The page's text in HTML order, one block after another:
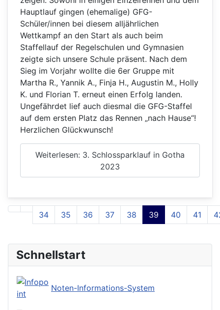
Hauptlauf gingen (ehemalige) GFG-
Schüler/innen bei diesem alljährlichen
Wettkampf an den Start als auch beim
Staffellauf der Regelschulen und Gymnasien
zeigte sich unsere Schule präsent. Nach dem
Sieg im Vorjahr wollte die 6er Gruppe mit
Martha R., Yannik A., Finja H., Augustin M., Holly
K. und Florian T. erneut einen Erfolg landen.
Ungefährdet lief auch diesmal die GFG-Staffel
auf dem ersten Platz das Rennen „nach Hause“!
Herzlichen Glückwunsch!
Weiterlesen: 3. Schlossparklauf in Gotha
2023
Seite 39 von 43
34 35 36 37 38 39 40 41
Schnellstart
Noten-Informations-System